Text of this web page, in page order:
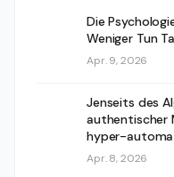
Die
Weniger Tun
Apr. 9, 2026
Jenseits des
authentischer
hyper-
Apr. 8, 2026